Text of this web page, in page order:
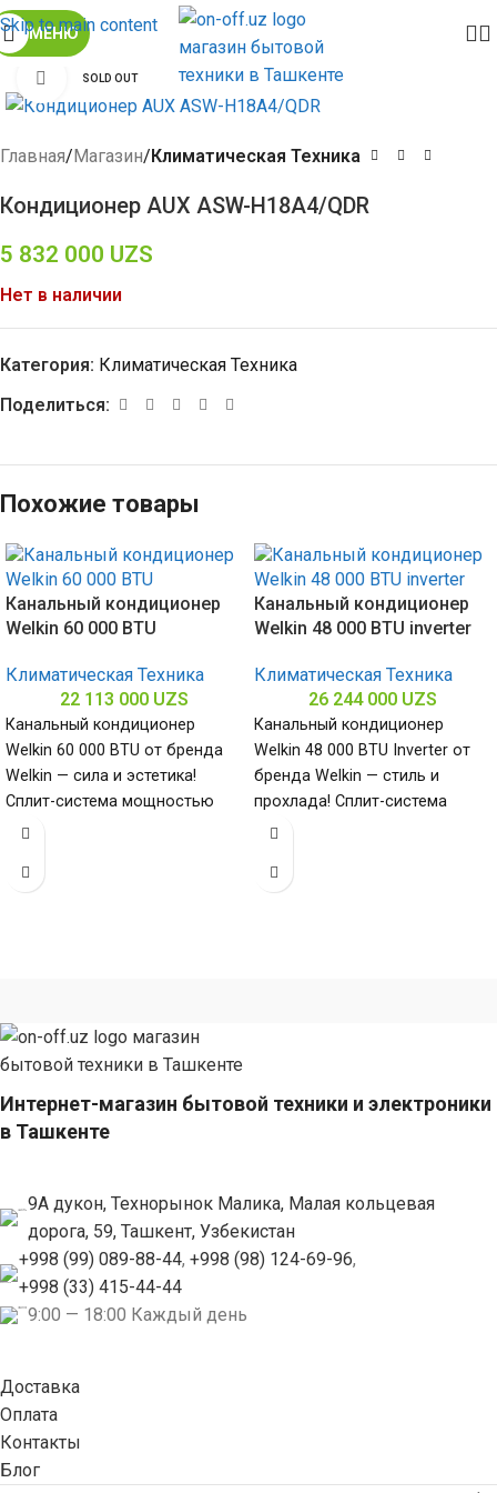
Skip to main content
МЕНЮ
SOLD OUT
Click to enlarge
Главная Магазин Климатическая Техника
Кондиционер AUX ASW-H18A4/QDR
5 832 000 UZS
Нет в наличии
Категория: Климатическая Техника
Поделиться:
Похожие товары
Канальный кондиционер
Welkin 60 000 BTU
Климатическая Техника
22 113 000 UZS
Канальный кондиционер
Welkin 60 000 BTU от бренда
Welkin — сила и эстетика!
Сплит-система мощностью
60000 БТЕ для помещений до
Канальный кондиционер
Welkin 48 000 BTU inverter
Климатическая Техника
26 244 000 UZS
Канальный кондиционер
Welkin 48 000 BTU Inverter от
бренда Welkin — стиль и
прохлада! Сплит-система
мощностью 48000 БТЕ для
Интернет-магазин бытовой техники и электроники
в Ташкенте
9А дукон, Технорынок Малика, Малая кольцевая
дорога, 59, Ташкент, Узбекистан
+998 (99) 089-88-44, +998 (98) 124-69-96,
+998 (33) 415-44-44
9:00 — 18:00 Каждый день
Доставка
Оплата
Контакты
Блог